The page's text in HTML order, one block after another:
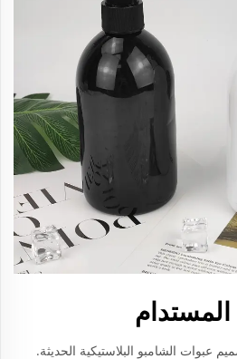
عبوات الشامبو البلاستيكية الحديثة.